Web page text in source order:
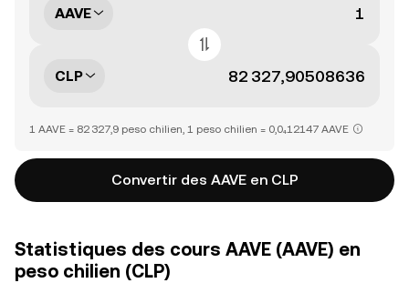
AAVE
CLP
1 AAVE = 82 327,9 peso chilien, 1 peso chilien = 0,0₄12147 AAVE
Convertir des AAVE en CLP
Statistiques des cours AAVE (AAVE) en
peso chilien (CLP)